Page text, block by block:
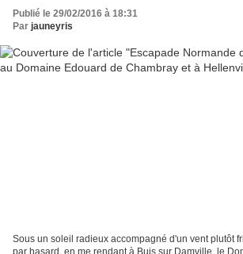
Publié le 29/02/2016 à 18:31
Par jauneyris
Sous un soleil radieux accompagné d'un vent plutôt
par hasard, en me rendant à Buis sur Damville, le